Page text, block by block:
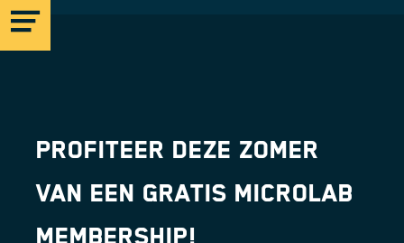
MICROLAB
EINDHOVEN
Profiteer deze zomer
van een gratis Microlab